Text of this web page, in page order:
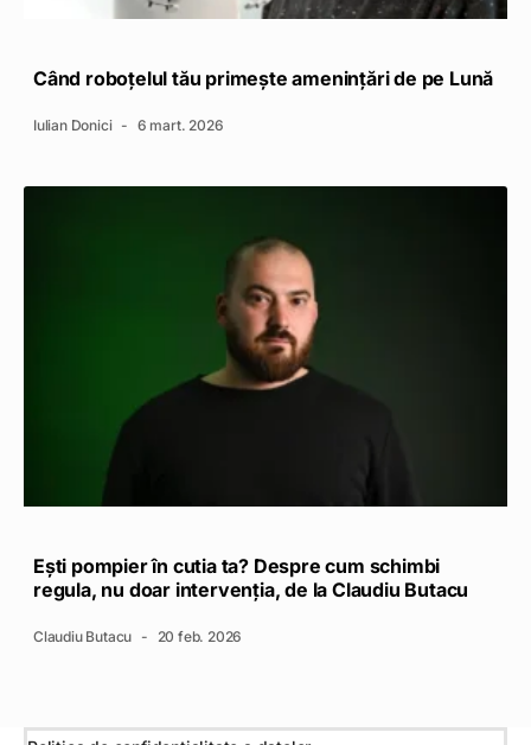
Când roboțelul tău primește amenințări de pe Lună
Iulian Donici 6 mart. 2026
Ești pompier în cutia ta? Despre cum schimbi
regula, nu doar intervenția, de la Claudiu Butacu
Claudiu Butacu 20 feb. 2026